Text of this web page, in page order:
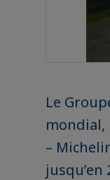
Le
mondial,
–